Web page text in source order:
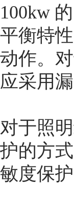
100kw
平衡特
动作。
应采用
对于照
护的方
敏度保护